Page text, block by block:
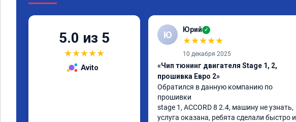
5.0 из 5
★★★★★
Avito
Ю Юрий ✓
★★★★★
10 декабря 2025
«Чип тюнинг двигателя Stage 1, 2,
прошивка Евро 2»
Обратился в данную компанию по
прошивки
stage 1, ACCORD 8 2.4, машину не узнать,
услуга оказана, ребята сделали быстро и